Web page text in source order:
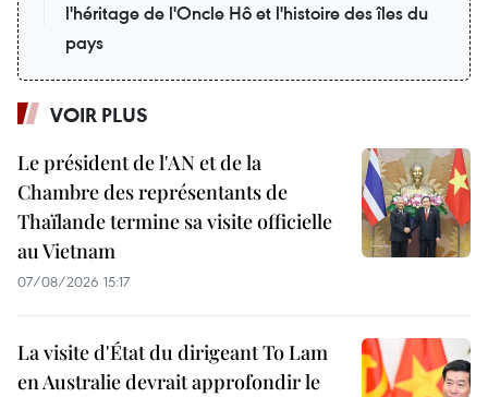
l'héritage de l'Oncle Hô et l'histoire des îles du
pays
VOIR PLUS
Le président de l'AN et de la
Chambre des représentants de
Thaïlande termine sa visite officielle
au Vietnam
07/08/2026 15:17
La visite d'État du dirigeant To Lam
en Australie devrait approfondir le